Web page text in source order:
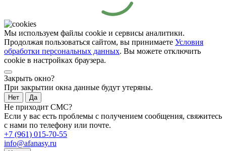
Мы используем файлы cookie и сервисы аналитики.
Продолжая пользоваться сайтом, вы принимаете Условия
обработки персональных данных. Вы можете отключить
cookie в настройках браузера.
Закрыть окно?
При закрытии окна данные будут утеряны.
Нет Да
Не приходит СМС?
Если у вас есть проблемы с получением сообщения, свяжитесь
с нами по телефону или почте.
+7 (961) 015-70-55
info@afanasy.ru